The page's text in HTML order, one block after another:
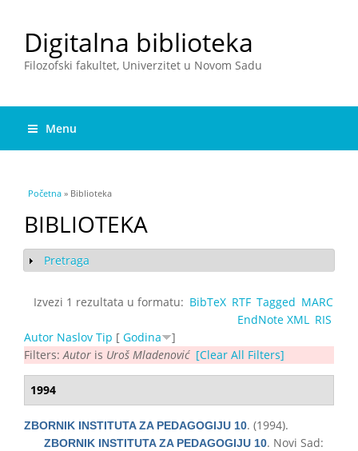
Digitalna biblioteka
Filozofski fakultet, Univerzitet u Novom Sadu
Menu
You are here
Početna » Biblioteka
BIBLIOTEKA
Show
Pretraga
Izvezi 1 rezultata u formatu: BibTeX RTF Tagged MARC
EndNote XML
RIS
Autor Naslov Tip [ Godina
]
Filters: Autor is Uroš Mladenović [Clear All Filters]
1994
ZBORNIK INSTITUTA ZA PEDAGOGIJU 10. (1994).
ZBORNIK INSTITUTA ZA PEDAGOGIJU 10. Novi Sad: